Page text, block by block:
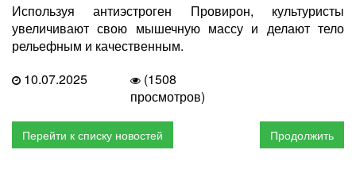
Используя антиэстроген Провирон, культуристы
увеличивают свою мышечную массу и делают тело
рельефным и качественным.
10.07.2025
(1508
просмотров)
Перейти к списку новостей Продолжить